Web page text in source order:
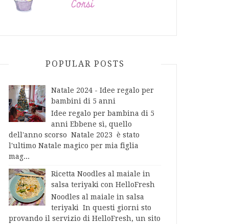
POPULAR POSTS
Natale 2024 - Idee regalo per
bambini di 5 anni
Idee regalo per bambina di 5
anni Ebbene sì, quello
dell'anno scorso Natale 2023 è stato
l'ultimo Natale magico per mia figlia
mag...
Ricetta Noodles al maiale in
salsa teriyaki con HelloFresh
Noodles al maiale in salsa
teriyaki In questi giorni sto
provando il servizio di HelloFresh, un sito